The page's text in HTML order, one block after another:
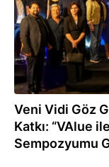
Veni Vidi Göz
Katkı: “VAlue
Sempozyumu